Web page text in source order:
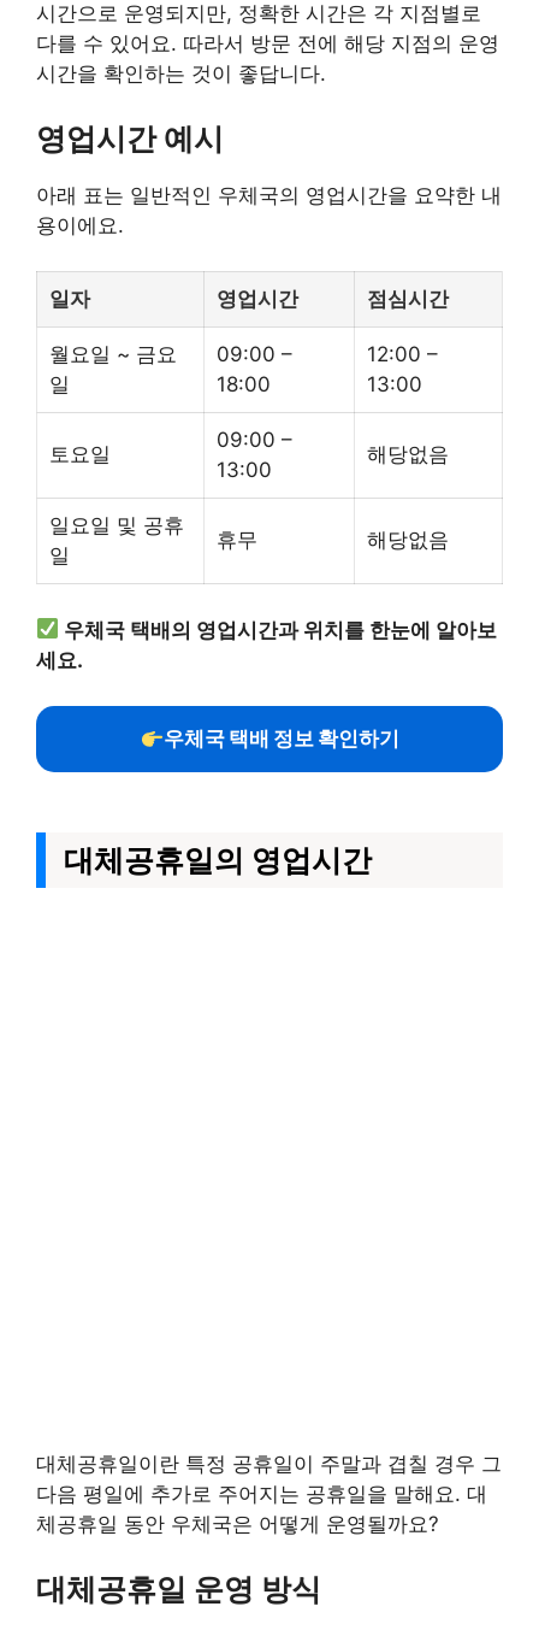
시간으로 운영되지만, 정확한 시간은 각 지점별로
다를 수 있어요. 따라서 방문 전에 해당 지점의 운영
시간을 확인하는 것이 좋답니다.
영업시간 예시
아래 표는 일반적인 우체국의 영업시간을 요약한 내
용이에요.
일자 영업시간 점심시간
월요일 ~ 금요
일
09:00 –
18:00
12:00 –
13:00
토요일
09:00 –
13:00
해당없음
일요일 및 공휴
일
휴무 해당없음
우체국 택배의 영업시간과 위치를 한눈에 알아보
세요.
우체국 택배 정보 확인하기
대체공휴일의 영업시간
대체공휴일이란 특정 공휴일이 주말과 겹칠 경우 그
다음 평일에 추가로 주어지는 공휴일을 말해요. 대
체공휴일 동안 우체국은 어떻게 운영될까요?
대체공휴일 운영 방식